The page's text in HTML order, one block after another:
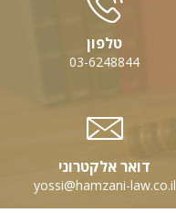
טלפון
03-6248844
דואר אלקטרוני
yossi@hamzani-law.co.il